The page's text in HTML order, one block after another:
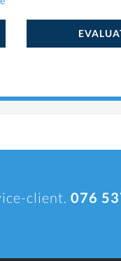
client. 076